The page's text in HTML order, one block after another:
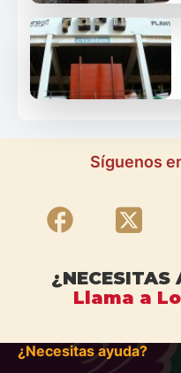
Síguenos
¿NECESITAS
Llama a
¿Necesitas ayuda?